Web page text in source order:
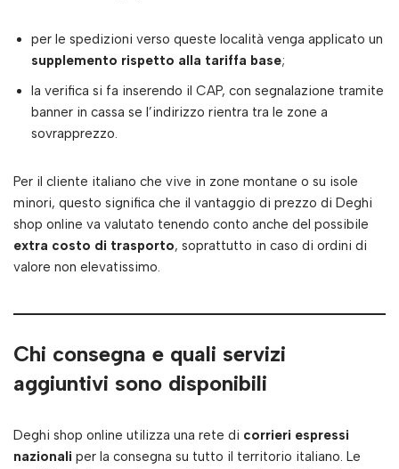
per le spedizioni verso queste località venga applicato un
supplemento rispetto alla tariffa base;
la verifica si fa inserendo il CAP, con segnalazione tramite
banner in cassa se l’indirizzo rientra tra le zone a
sovrapprezzo.
Per il cliente italiano che vive in zone montane o su isole
minori, questo significa che il vantaggio di prezzo di Deghi
shop online va valutato tenendo conto anche del possibile
extra costo di trasporto, soprattutto in caso di ordini di
valore non elevatissimo.
Chi consegna e quali servizi
aggiuntivi sono disponibili
Deghi shop online utilizza una rete di corrieri espressi
nazionali per la consegna su tutto il territorio italiano. Le